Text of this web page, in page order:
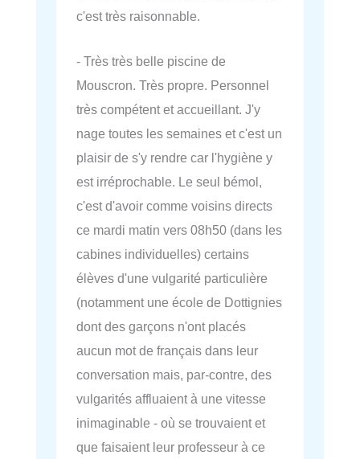
c'est très raisonnable.
- Très très belle piscine de
Mouscron. Très propre. Personnel
très compétent et accueillant. J'y
nage toutes les semaines et c'est un
plaisir de s'y rendre car l'hygiène y
est irréprochable. Le seul bémol,
c'est d'avoir comme voisins directs
ce mardi matin vers 08h50 (dans les
cabines individuelles) certains
élèves d'une vulgarité particulière
(notamment une école de Dottignies
dont des garçons n'ont placés
aucun mot de français dans leur
conversation mais, par-contre, des
vulgarités affluaient à une vitesse
inimaginable - où se trouvaient et
que faisaient leur professeur à ce